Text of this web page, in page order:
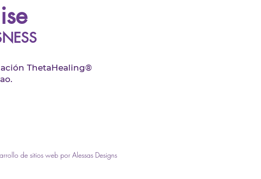
ThetaHealing®
de sitios web por Alessas Designs